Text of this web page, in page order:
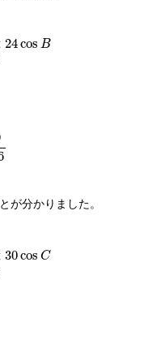
24cos B
B −48
が分かりました。
30cos C
C 61−60